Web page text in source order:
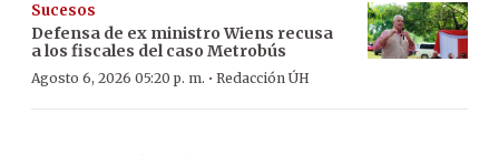
Sucesos
Defensa de ex ministro Wiens recusa
a los fiscales del caso Metrobús
Agosto 6, 2026 05:20 p. m. · Redacción ÚH